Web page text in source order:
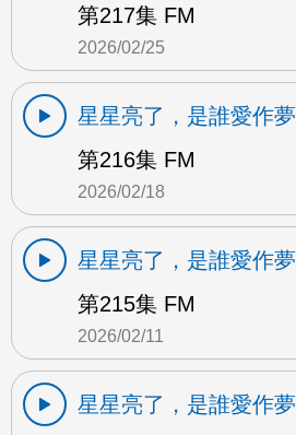
第217集 FM
2026/02/25
星星亮了，是誰愛作夢
第216集 FM
2026/02/18
星星亮了，是誰愛作夢
第215集 FM
2026/02/11
星星亮了，是誰愛作夢